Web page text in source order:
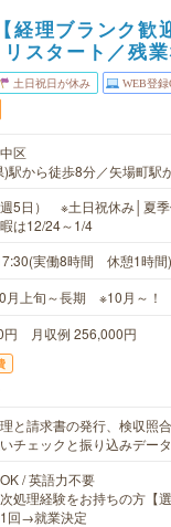
経理ブランク歓
スタート／残業
土日祝日が休み WEB登録
区
)駅から徒歩8分／矢場町駅
5日） ※土日祝休み│夏
は12/24～1/4
実働8時間 休憩1時間)
月上旬～長期 ※10月～！
円 月収例 256,000円
と請求書の発行、検収照
チェックと振り込みデー
/ 英語力不要
処理経験をお持ちの方【
回→就業決定